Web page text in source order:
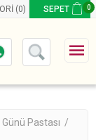
(0) SEPET 0
Günü Pastası /